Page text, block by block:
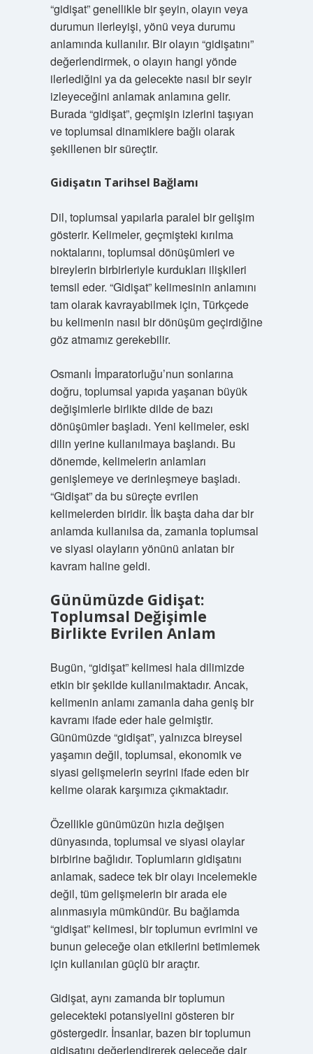
“gidişat” genellikle bir şeyin, olayın veya
durumun ilerleyişi, yönü veya durumu
anlamında kullanılır. Bir olayın “gidişatını”
değerlendirmek, o olayın hangi yönde
ilerlediğini ya da gelecekte nasıl bir seyir
izleyeceğini anlamak anlamına gelir.
Burada “gidişat”, geçmişin izlerini taşıyan
ve toplumsal dinamiklere bağlı olarak
şekillenen bir süreçtir.
Gidişatın Tarihsel Bağlamı
Dil, toplumsal yapılarla paralel bir gelişim
gösterir. Kelimeler, geçmişteki kırılma
noktalarını, toplumsal dönüşümleri ve
bireylerin birbirleriyle kurdukları ilişkileri
temsil eder. “Gidişat” kelimesinin anlamını
tam olarak kavrayabilmek için, Türkçede
bu kelimenin nasıl bir dönüşüm geçirdiğine
göz atmamız gerekebilir.
Osmanlı İmparatorluğu’nun sonlarına
doğru, toplumsal yapıda yaşanan büyük
değişimlerle birlikte dilde de bazı
dönüşümler başladı. Yeni kelimeler, eski
dilin yerine kullanılmaya başlandı. Bu
dönemde, kelimelerin anlamları
genişlemeye ve derinleşmeye başladı.
“Gidişat” da bu süreçte evrilen
kelimelerden biridir. İlk başta daha dar bir
anlamda kullanılsa da, zamanla toplumsal
ve siyasi olayların yönünü anlatan bir
kavram haline geldi.
Günümüzde Gidişat:
Toplumsal Değişimle
Birlikte Evrilen Anlam
Bugün, “gidişat” kelimesi hala dilimizde
etkin bir şekilde kullanılmaktadır. Ancak,
kelimenin anlamı zamanla daha geniş bir
kavramı ifade eder hale gelmiştir.
Günümüzde “gidişat”, yalnızca bireysel
yaşamın değil, toplumsal, ekonomik ve
siyasi gelişmelerin seyrini ifade eden bir
kelime olarak karşımıza çıkmaktadır.
Özellikle günümüzün hızla değişen
dünyasında, toplumsal ve siyasi olaylar
birbirine bağlıdır. Toplumların gidişatını
anlamak, sadece tek bir olayı incelemekle
değil, tüm gelişmelerin bir arada ele
alınmasıyla mümkündür. Bu bağlamda
“gidişat” kelimesi, bir toplumun evrimini ve
bunun geleceğe olan etkilerini betimlemek
için kullanılan güçlü bir araçtır.
Gidişat, aynı zamanda bir toplumun
gelecekteki potansiyelini gösteren bir
göstergedir. İnsanlar, bazen bir toplumun
gidişatını değerlendirerek geleceğe dair